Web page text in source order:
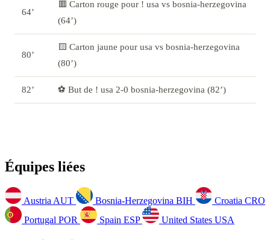
64’
🟥 Carton rouge pour ! usa vs bosnia-herzegovina
(64’)
80’
🟨 Carton jaune pour usa vs bosnia-herzegovina
(80’)
82’ ⚽ But de ! usa 2-0 bosnia-herzegovina (82’)
Équipes liées
Austria AUT Bosnia-Herzegovina BIH Croatia CRO
Portugal POR Spain ESP United States USA